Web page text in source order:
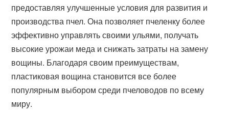
предоставляя улучшенные условия для развития и
производства пчел. Она позволяет пчеленку более
эффективно управлять своими ульями, получать
высокие урожаи меда и снижать затраты на замену
вощины. Благодаря своим преимуществам,
пластиковая вощина становится все более
популярным выбором среди пчеловодов по всему
миру.